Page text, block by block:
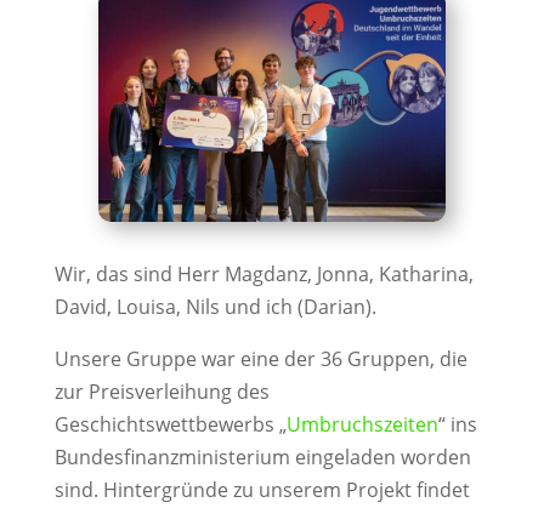
Wir, das sind Herr Magdanz, Jonna, Katharina,
David, Louisa, Nils und ich (Darian).
Unsere Gruppe war eine der 36 Gruppen, die
zur Preisverleihung des
Geschichtswettbewerbs „Umbruchszeiten“ ins
Bundesfinanzministerium eingeladen worden
sind. Hintergründe zu unserem Projekt findet